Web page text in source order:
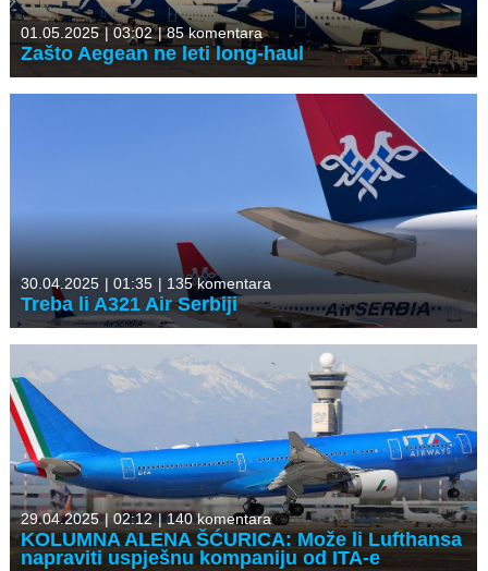
01.05.2025 | 03:02 |85 komentara
Zašto Aegean ne leti long-haul
30.04.2025 | 01:35 | 135 komentara
Treba li A321 Air Serbiji
29.04.2025 |02:12 |140 komentara
KOLUMNA ALENA ŠĆURICA: Može li Lufthansa
napraviti uspješnu kompaniju od ITA-e